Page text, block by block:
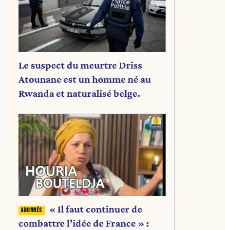
Le suspect du meurtre Driss
Atounane est un homme né au
Rwanda et naturalisé belge.
« Il faut continuer de
combattre l’idée de France » :